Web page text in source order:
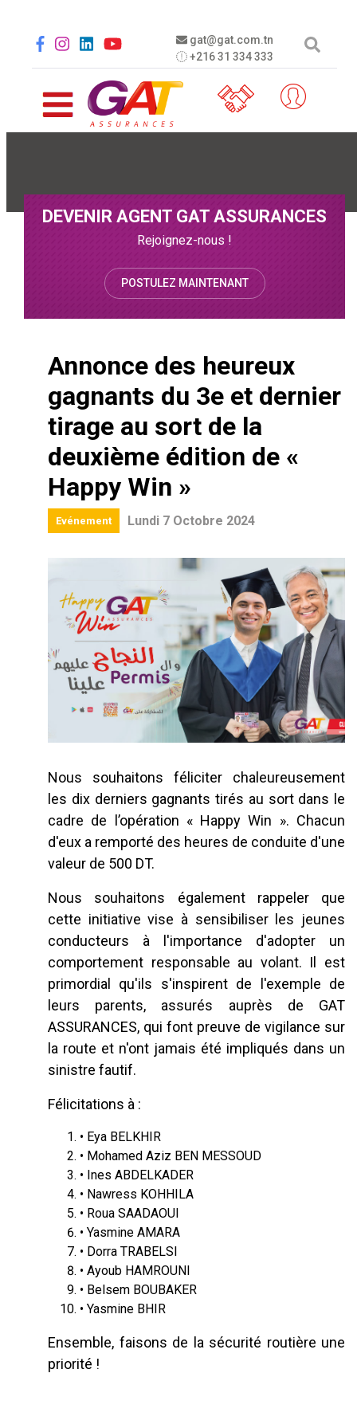
gat@gat.com.tn
+216 31 334 333
Social menu
DEVENIR AGENT GAT ASSURANCES
Rejoignez-nous !
POSTULEZ MAINTENANT
Annonce des heureux
gagnants du 3e et dernier
tirage au sort de la
deuxième édition de «
Happy Win »
Evénement Lundi 7 Octobre 2024
Nous souhaitons féliciter chaleureusement
les dix derniers gagnants tirés au sort dans le
cadre de l’opération « Happy Win ». Chacun
d'eux a remporté des heures de conduite d'une
valeur de 500 DT.
Nous souhaitons également rappeler que
cette initiative vise à sensibiliser les jeunes
conducteurs à l'importance d'adopter un
comportement responsable au volant. Il est
primordial qu'ils s'inspirent de l'exemple de
leurs parents, assurés auprès de GAT
ASSURANCES, qui font preuve de vigilance sur
la route et n'ont jamais été impliqués dans un
sinistre fautif.
Félicitations à :
• Eya BELKHIR
• Mohamed Aziz BEN MESSOUD
• Ines ABDELKADER
• Nawress KOHHILA
• Roua SAADAOUI
• Yasmine AMARA
• Dorra TRABELSI
• Ayoub HAMROUNI
• Belsem BOUBAKER
• Yasmine BHIR
Ensemble, faisons de la sécurité routière une
priorité !